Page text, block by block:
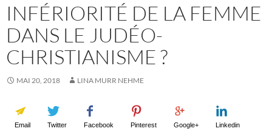
INFÉRIORITÉ DE LA FEMME
DANS LE JUDÉO-
CHRISTIANISME ?
MAI 20, 2018 LINA MURR NEHME
Email Twitter Facebook Pinterest Google+ Linkedin